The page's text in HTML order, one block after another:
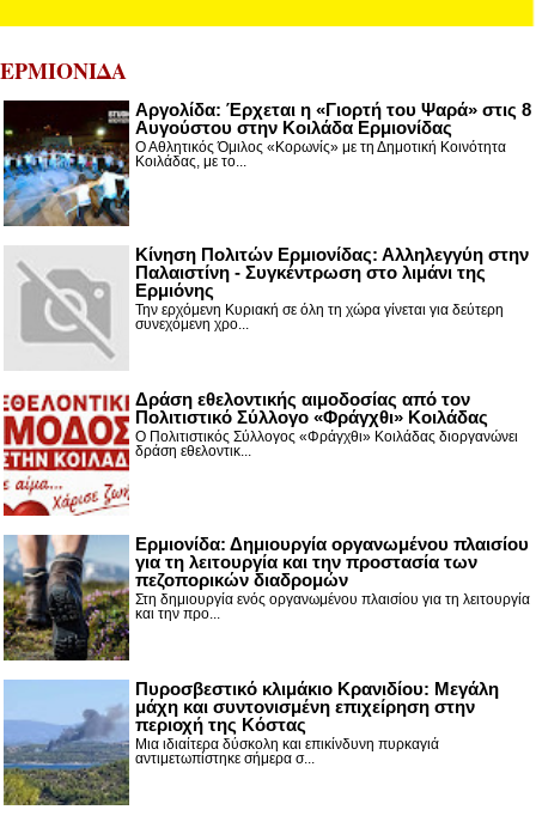
ΕΡΜΙΟΝΙΔΑ
Αργολίδα: Έρχεται η «Γιορτή του Ψαρά» στις 8
Αυγούστου στην Κοιλάδα Ερμιονίδας
Ο Αθλητικός Όμιλος «Κορωνίς» με τη Δημοτική Κοινότητα
Κοιλάδας, με το...
Κίνηση Πολιτών Ερμιονίδας: Αλληλεγγύη στην
Παλαιστίνη - Συγκέντρωση στο λιμάνι της
Ερμιόνης
Την ερχόμενη Κυριακή σε όλη τη χώρα γίνεται για δεύτερη
συνεχόμενη χρο...
Δράση εθελοντικής αιμοδοσίας από τον
Πολιτιστικό Σύλλογο «Φράγχθι» Κοιλάδας
Ο Πολιτιστικός Σύλλογος «Φράγχθι» Κοιλάδας διοργανώνει
δράση εθελοντικ...
Ερμιονίδα: Δημιουργία οργανωμένου πλαισίου
για τη λειτουργία και την προστασία των
πεζοπορικών διαδρομών
Στη δημιουργία ενός οργανωμένου πλαισίου για τη λειτουργία
και την προ...
Πυροσβεστικό κλιμάκιο Κρανιδίου: Μεγάλη
μάχη και συντονισμένη επιχείρηση στην
περιοχή της Κόστας
Μια ιδιαίτερα δύσκολη και επικίνδυνη πυρκαγιά
αντιμετωπίστηκε σήμερα σ...